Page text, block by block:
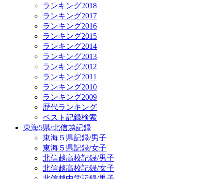
ランキング2018
ランキング2017
ランキング2016
ランキング2015
ランキング2014
ランキング2013
ランキング2012
ランキング2011
ランキング2010
ランキング2009
歴代ランキング
ベスト記録検索
東海5県/北信越記録
東海５県記録/男子
東海５県記録/女子
北信越高校記録/男子
北信越高校記録/女子